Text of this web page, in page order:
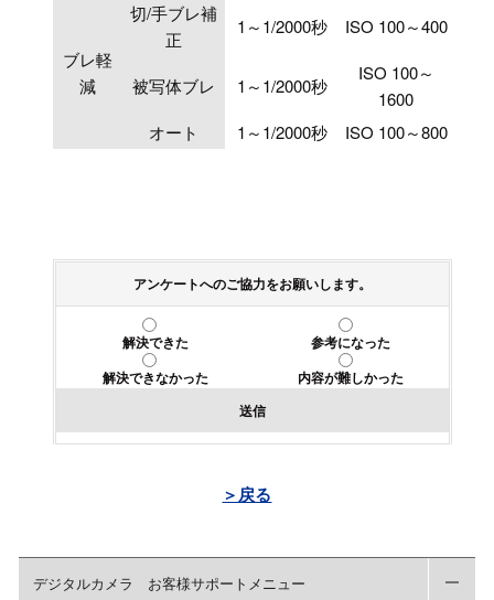
ブレ軽
減
切/手ブレ補
正
1～1/2000秒 ISO 100～400
被写体ブレ 1～1/2000秒
ISO 100～
1600
オート
1～1/2000秒 ISO 100～800
アンケートへのご協力をお願いします。
解決できた
参考になった
解決できなかった
内容が難しかった
送信
＞戻る
デジタルカメラ お客様サポートメニュー